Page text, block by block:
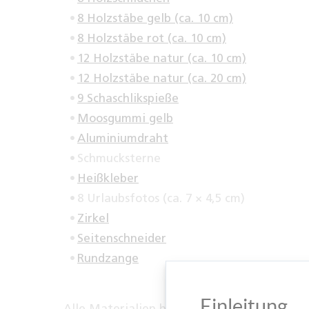
8 Holzstäbe gelb (ca. 10 cm)
8 Holzstäbe rot (ca. 10 cm)
12 Holzstäbe natur (ca. 10 cm)
12 Holzstäbe natur (ca. 20 cm)
9 Schaschlikspieße
Moosgummi gelb
Aluminiumdraht
Schmucksterne
Heißkleber
8 Urlaubsfotos (ca. 7 × 4,5 cm)
Zirkel
Seitenschneider
Rundzange